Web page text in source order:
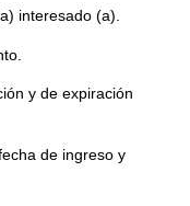
interesado (a).
y de expiración
de ingreso y